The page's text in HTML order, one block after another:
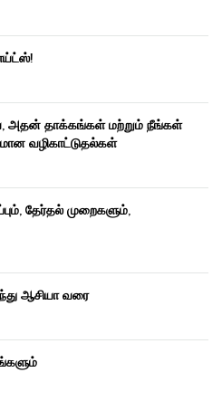
தாக்கங்கள் மற்றும் நீங்கள்
வழிகாட்டுதல்கள்
தேர்தல் முறைகளும்,
ஆசியா வரை